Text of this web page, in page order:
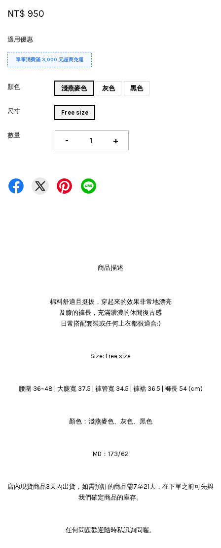
NT$ 950
適用優惠
單筆消費滿 3,000 元超商免運
顏色 淺燕麥色 灰色 黑色
尺寸 Free size
數量 - +
商品描述
棉料舒適且挺拔，穿起來的效果非常地漂亮
及膝的褲長，充滿濃濃的休閒復古感
日常搭配套裝或任何上衣都很適合:)
Size: Free size
腰圍 36~48 | 大腿寬 37.5 | 褲管寬 34.5 | 褲襠 36.5 | 褲長 54 (cm)
顏色：淺燕麥色、灰色、黑色
MD：173/62
店內現貨商品3天內出貨，如需預訂的商品需7至21天，在下單之前可先與
我們確定商品的庫存。
任何問題歡迎隨時私訊詢問喔。